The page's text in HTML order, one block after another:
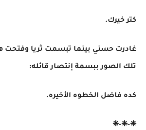
كتر خيرك.
غادرت حسني بينما تبسمت ثريا وفتحت
تلك الصور ببسمة إنتصار قائله:
كده فاضل الخطوه الأخيره.
❈-❈-❈